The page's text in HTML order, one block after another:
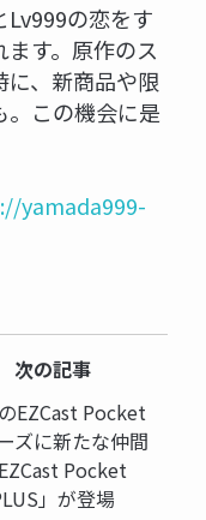
Lv999の恋をす
す。原作のス
に、新商品や限
。この機会に是
yamada999-
次の記事
EZCast Pocket
ズに新たな仲間
EZCast Pocket
」が登場